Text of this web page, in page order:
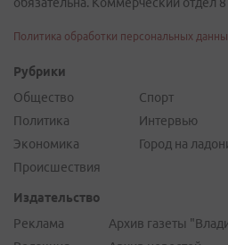
обязательна. Коммерческий отдел
Политика обработки персональных
Рубрики
Общество
Политика
Экономика
Происшествия
Спорт
Интервью
Город на
Издательство
Реклама
Архив газеты